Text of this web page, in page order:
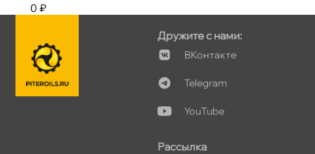
0 ₽
Дружите с нами:
Контакте
Telegram
YouTube
Рассылка